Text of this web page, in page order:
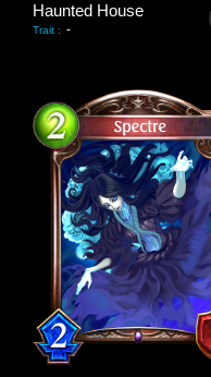
Haunted House
Trait : -